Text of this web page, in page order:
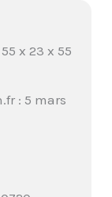
x 23 x 55
: 5 mars